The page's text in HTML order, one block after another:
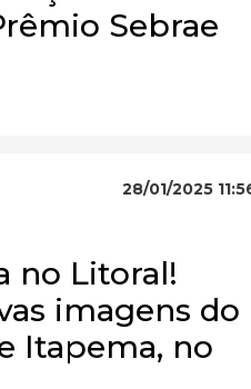
Sebrae
28/01/2025
no Litoral!
imagens do
Itapema, no